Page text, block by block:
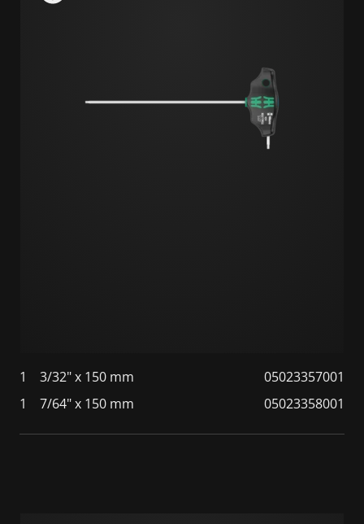
1 3/32" x 150 mm
05023357001
1
7/64" x 150 mm 05023358001